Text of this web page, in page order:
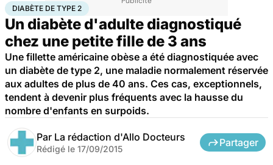
AccueilBien-êtreNutrition Diabète de type 2
DIABÈTE DE TYPE 2
Un diabète d'adulte diagnostiqué
chez une petite fille de 3 ans
Une fillette américaine obèse a été diagnostiquée avec
un diabète de type 2, une maladie normalement réservée
aux adultes de plus de 40 ans. Ces cas, exceptionnels,
tendent à devenir plus fréquents avec la hausse du
nombre d'enfants en surpoids.
Par La rédaction d'Allo Docteurs
Rédigé le 17/09/2015
Partager